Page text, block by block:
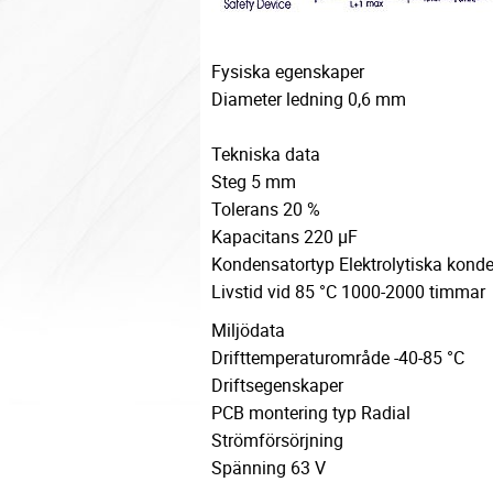
Fysiska egenskaper
Diameter ledning 0,6 mm
Tekniska data
Steg 5 mm
Tolerans 20 %
Kapacitans 220 µF
Kondensatortyp Elektrolytiska
Livstid vid 85 °C 1000-2000 timmar
Miljödata
Drifttemperaturområde -40-85 °C
Driftsegenskaper
PCB montering typ Radial
Strömförsörjning
Spänning 63 V